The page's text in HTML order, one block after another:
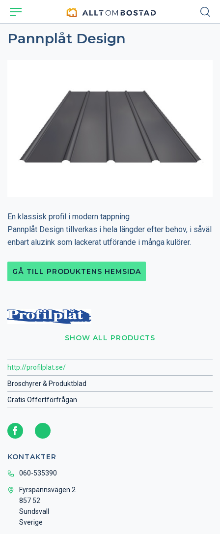
Pannplåt Design
SHOW ALL PRODUCTS
http://profilplat.se/
Broschyrer & Produktblad
Gratis Offertförfrågan
KONTAKTER
060-535390
Fyrspannsvägen 2
857 52
Sundsvall
Sverige
En klassisk profil i modern tappning
Pannplåt Design tillverkas i hela längder efter behov, i såväl
enbart aluzink som lackerat utförande i många kulörer.
GÅ TILL PRODUKTENS HEMSIDA